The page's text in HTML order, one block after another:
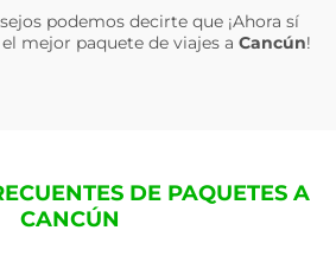
podemos decirte que ¡Ahora sí
mejor paquete de viajes a Cancún!
DE PAQUETES A
CANCÚN